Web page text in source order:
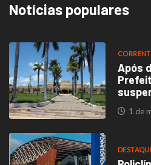
Notícias populares
Após
1 de